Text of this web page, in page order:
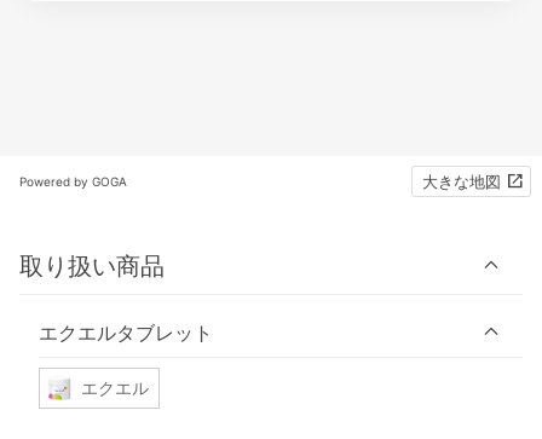
Powered by GOGA 大きな地図
取り扱い商品
エクエルタブレット
エクエル